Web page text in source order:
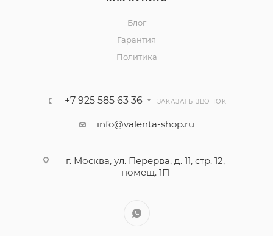
Блог
Гарантия
Политика
+7 925 585 63 36 ЗАКАЗАТЬ ЗВОНОК
info@valenta-shop.ru
г. Москва, ул. Перерва, д. 11, стр. 12,
помещ. 1П